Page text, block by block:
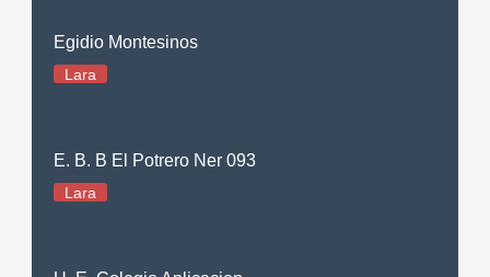
Egidio Montesinos
Lara
E. B. B El Potrero Ner 093
Lara